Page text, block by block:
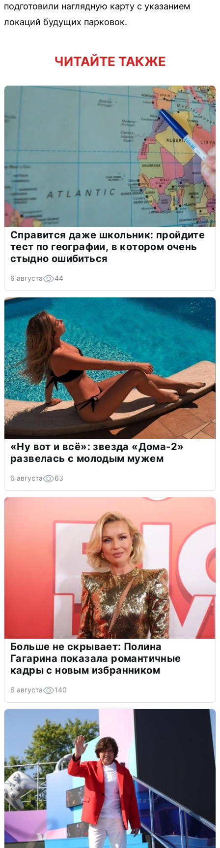
подготовили наглядную карту с указанием
локаций будущих парковок.
ЧИТАЙТЕ ТАКЖЕ
Справится даже школьник: пройдите
тест по географии, в котором очень
стыдно ошибиться
6 августа 44
«Ну вот и всё»: звезда «Дома-2»
развелась с молодым мужем
6 августа 63
Больше не скрывает: Полина
Гагарина показала романтичные
кадры с новым избранником
6 августа 140